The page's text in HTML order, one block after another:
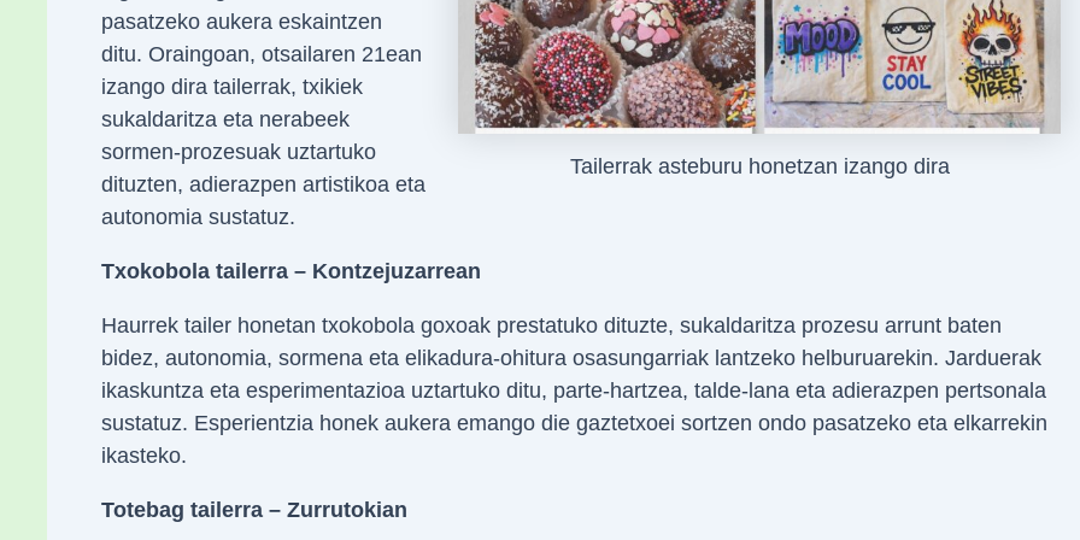
Tailerrak asteburu honetzan izango dira
pasatzeko aukera eskaintzen
ditu. Oraingoan, otsailaren 21ean
izango dira tailerrak, txikiek
sukaldaritza eta nerabeek
sormen-prozesuak uztartuko
dituzten, adierazpen artistikoa eta
autonomia sustatuz.
Txokobola tailerra – Kontzejuzarrean
Haurrek tailer honetan txokobola goxoak prestatuko dituzte, sukaldaritza prozesu arrunt baten
bidez, autonomia, sormena eta elikadura-ohitura osasungarriak lantzeko helburuarekin. Jarduerak
ikaskuntza eta esperimentazioa uztartuko ditu, parte-hartzea, talde-lana eta adierazpen pertsonala
sustatuz. Esperientzia honek aukera emango die gaztetxoei sortzen ondo pasatzeko eta elkarrekin
ikasteko.
Totebag tailerra – Zurrutokian